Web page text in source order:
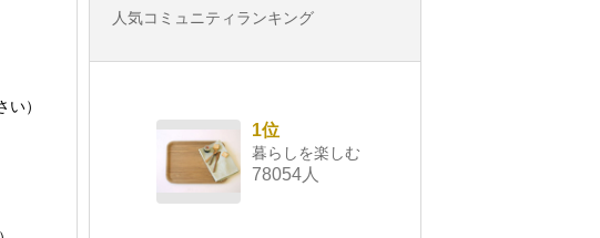
）
人気コミュニティランキング
1位
暮らしを楽しむ
78054人